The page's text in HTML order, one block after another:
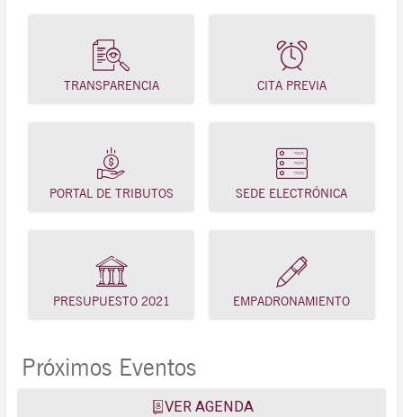
TRANSPARENCIA CITA PREVIA
PORTAL DE TRIBUTOS SEDE ELECTRÓNICA
PRESUPUESTO 2021 EMPADRONAMIENTO
Próximos Eventos
VER AGENDA